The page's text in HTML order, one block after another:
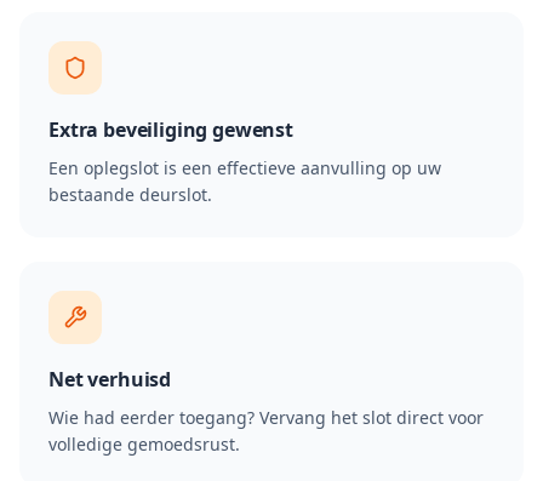
Extra beveiliging gewenst
Een oplegslot is een effectieve aanvulling op uw
bestaande deurslot.
Net verhuisd
Wie had eerder toegang? Vervang het slot direct voor
volledige gemoedsrust.